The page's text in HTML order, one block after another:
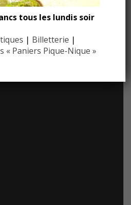
tous les lundis soir
| Billetterie |
« Paniers Pique-Nique »